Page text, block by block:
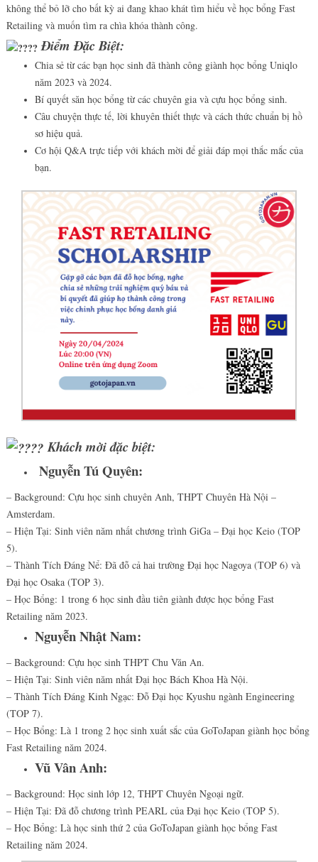
không thể bỏ lỡ cho bất kỳ ai đang khao khát tìm hiểu về học bổng Fast
Retailing và muốn tìm ra chìa khóa thành công.
Điểm Đặc Biệt:
Chia sẻ từ các bạn học sinh đã thành công giành học bổng Uniqlo
năm 2023 và 2024.
Bí quyết săn học bổng từ các chuyên gia và cựu học bổng sinh.
Câu chuyện thực tế, lời khuyên thiết thực và cách thức chuẩn bị hồ
sơ hiệu quả.
Cơ hội Q&A trực tiếp với khách mời để giải đáp mọi thắc mắc của
bạn.
Khách mời đặc biệt:
Nguyễn Tú Quyên:
– Background: Cựu học sinh chuyên Anh, THPT Chuyên Hà Nội –
Amsterdam.
– Hiện Tại: Sinh viên năm nhất chương trình GiGa – Đại học Keio (TOP
5).
– Thành Tích Đáng Nể: Đã đỗ cả hai trường Đại học Nagoya (TOP 6) và
Đại học Osaka (TOP 3).
– Học Bổng: 1 trong 6 học sinh đầu tiên giành được học bổng Fast
Retailing năm 2023.
Nguyễn Nhật Nam:
– Background: Cựu học sinh THPT Chu Văn An.
– Hiện Tại: Sinh viên năm nhất Đại học Bách Khoa Hà Nội.
– Thành Tích Đáng Kinh Ngạc: Đỗ Đại học Kyushu ngành Engineering
(TOP 7).
– Học Bổng: Là 1 trong 2 học sinh xuất sắc của GoToJapan giành học bổng
Fast Retailing năm 2024.
Vũ Vân Anh:
– Background: Học sinh lớp 12, THPT Chuyên Ngoại ngữ.
– Hiện Tại: Đã đỗ chương trình PEARL của Đại học Keio (TOP 5).
– Học Bổng: Là học sinh thứ 2 của GoToJapan giành học bổng Fast
Retailing năm 2024.